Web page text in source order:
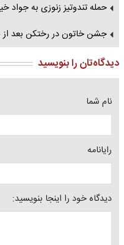
حمله تندوتیز زنوزی به جواد
جشن خاتون در رختکن بعد از
دیدگاه‌تان را بنویسید
نام شما
رایانامه
دیدگاه خود را اینجا بنویسید: